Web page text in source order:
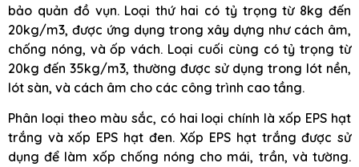
bảo quản đồ vụn. Loại thứ hai có tỷ trọng từ 8kg đến
20kg/m3, được ứng dụng trong xây dựng như cách âm,
chống nóng, và ốp vách. Loại cuối cùng có tỷ trọng từ
20kg đến 35kg/m3, thường được sử dụng trong lót nền,
lót sàn, và cách âm cho các công trình cao tầng.
Phân loại theo màu sắc, có hai loại chính là xốp EPS hạt
trắng và xốp EPS hạt đen. Xốp EPS hạt trắng được sử
dụng để làm xốp chống nóng cho mái, trần, và tường.